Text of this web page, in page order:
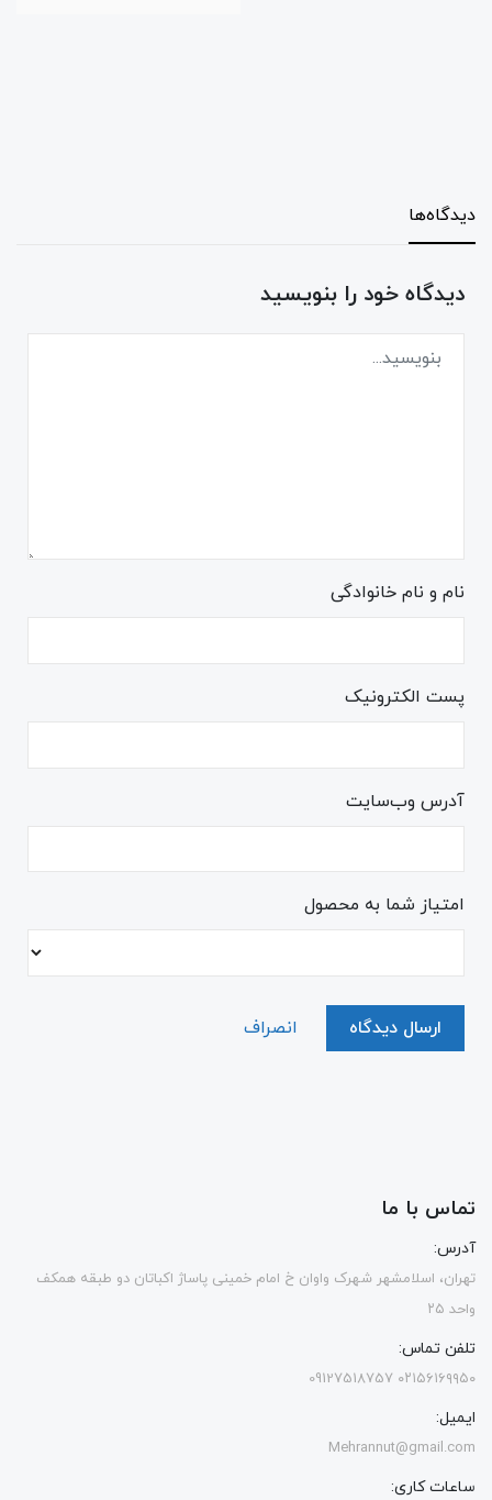
دیدگاه‌ها
دیدگاه خود را بنویسید
نام و نام خانوادگی
پست الکترونیک
آدرس وب‌سایت
امتیاز شما به محصول
ارسال دیدگاه انصراف
تماس با ما
آدرس:
تهران، اسلامشهر شهرک واوان خ امام خمینی پاساژ اکباتان دو طبقه همکف
واحد ۲۵
تلفن تماس:
۰۲۱۵۶۱۶۹۹۵۰ 09127518757
ایمیل:
Mehrannut@gmail.com
ساعات کاری: